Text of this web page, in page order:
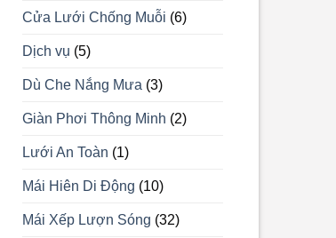
Cửa Lưới Chống Muỗi (6)
Dịch vụ (5)
Dù Che Nắng Mưa (3)
Giàn Phơi Thông Minh (2)
Lưới An Toàn (1)
Mái Hiên Di Động (10)
Mái Xếp Lượn Sóng (32)